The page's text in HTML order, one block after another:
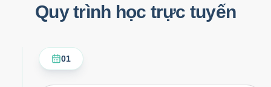
Quy trình học trực tuyến
01